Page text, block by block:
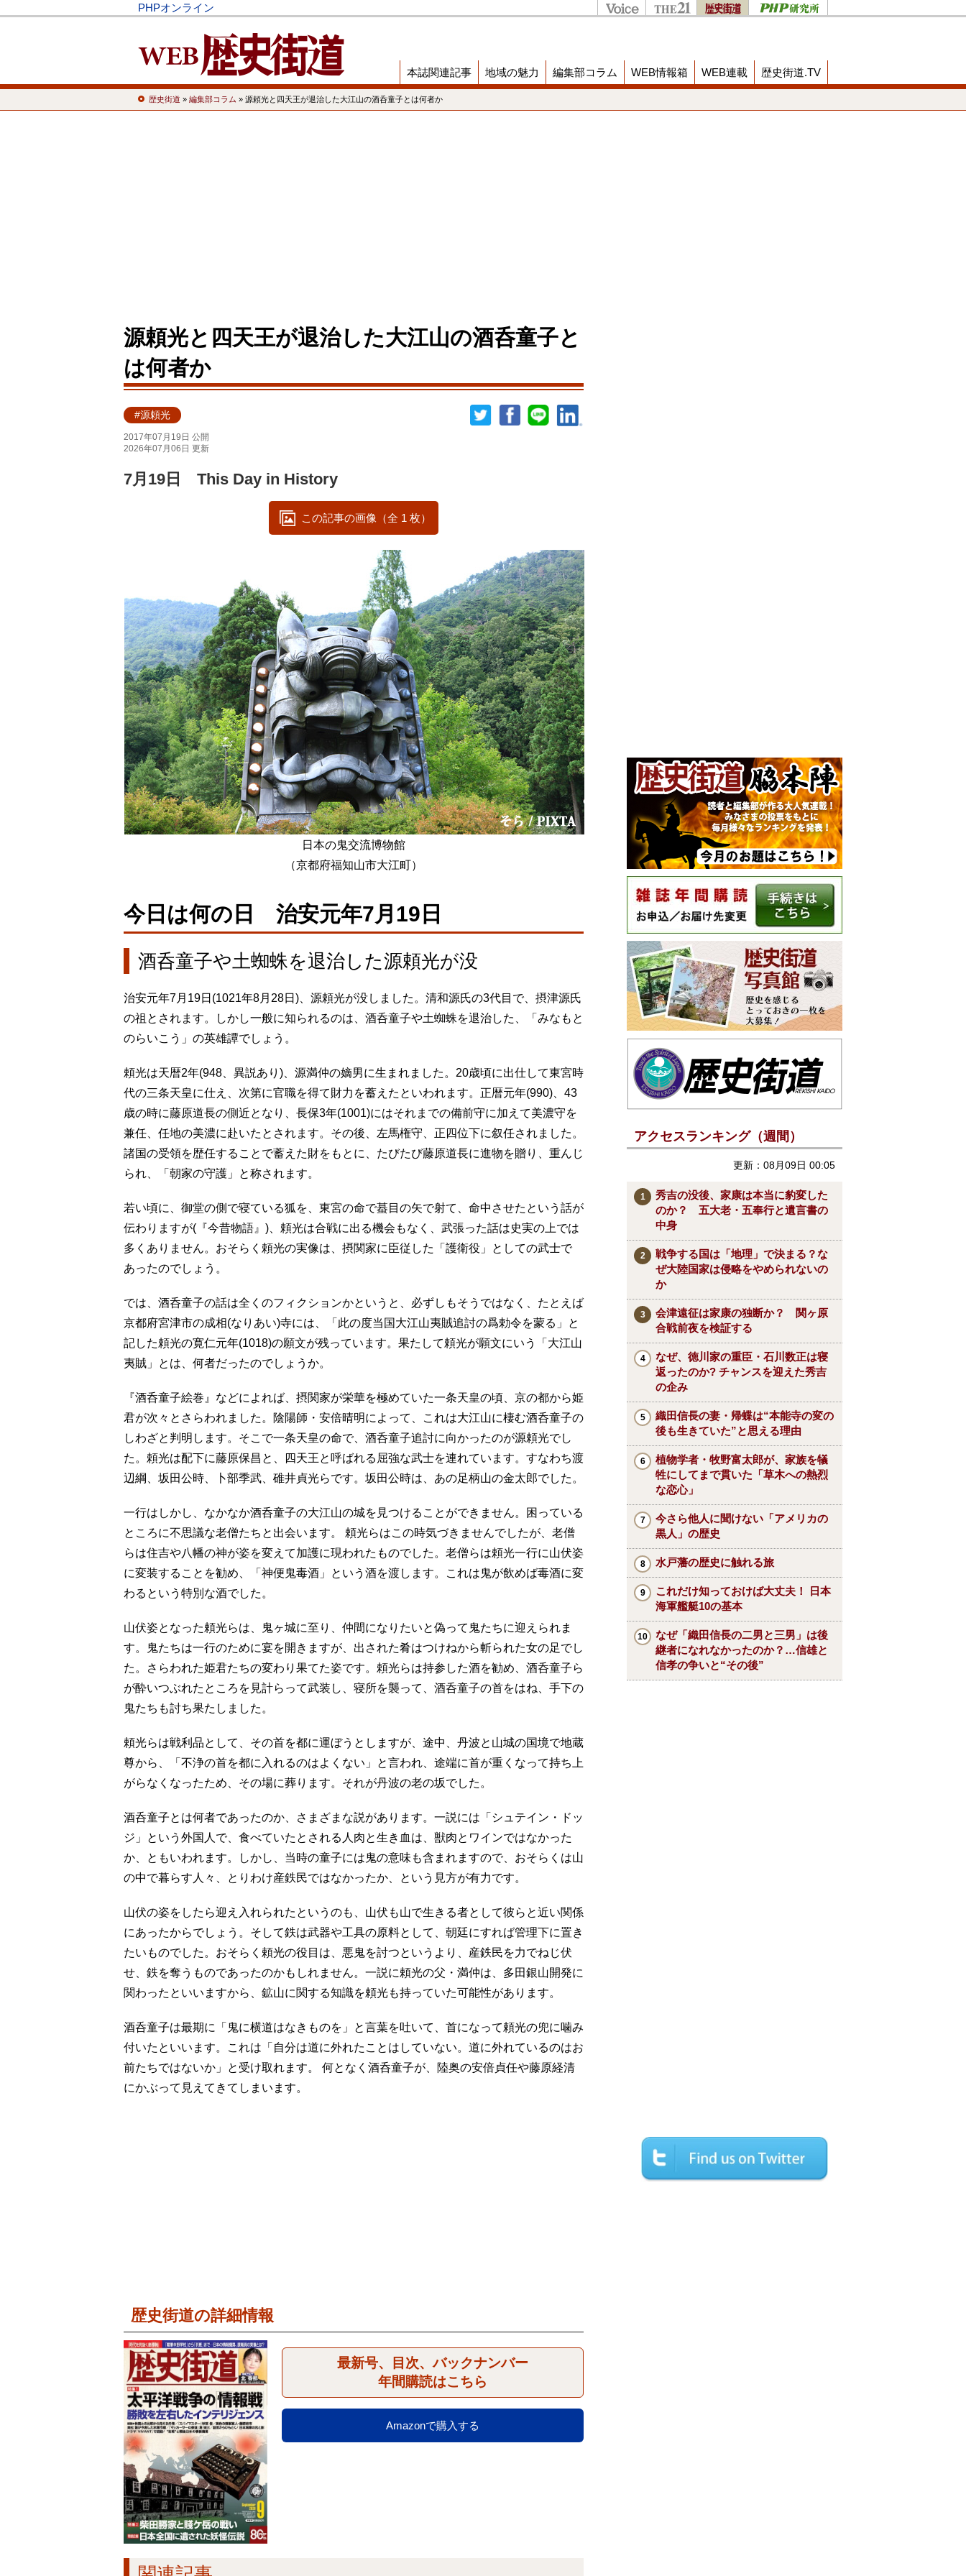
PHPオンライン
本誌関連記事 地域の魅力 編集部コラム WEB情報箱 WEB連載 歴史街道.TV
歴史街道 » 編集部コラム » 源頼光と四天王が退治した大江山の酒呑童子とは何者か
源頼光と四天王が退治した大江山の酒呑童子と
は何者か
#源頼光
2017年07月19日 公開
2026年07月06日 更新
7月19日 This Day in History
この記事の画像（全 1 枚）
日本の鬼交流博物館
（京都府福知山市大江町）
今日は何の日 治安元年7月19日
酒呑童子や土蜘蛛を退治した源頼光が没
治安元年7月19日(1021年8月28日)、源頼光が没しました。清和源氏の3代目で、摂津源氏
の祖とされます。しかし一般に知られるのは、酒呑童子や土蜘蛛を退治した、「みなもと
のらいこう」の英雄譚でしょう。
頼光は天暦2年(948、異説あり)、源満仲の嫡男に生まれました。20歳頃に出仕して東宮時
代の三条天皇に仕え、次第に官職を得て財力を蓄えたといわれます。正暦元年(990)、43
歳の時に藤原道長の側近となり、長保3年(1001)にはそれまでの備前守に加えて美濃守を
兼任、任地の美濃に赴いたとされます。その後、左馬権守、正四位下に叙任されました。
諸国の受領を歴任することで蓄えた財をもとに、たびたび藤原道長に進物を贈り、重んじ
られ、「朝家の守護」と称されます。
若い頃に、御堂の側で寝ている狐を、東宮の命で蟇目の矢で射て、命中させたという話が
伝わりますが(『今昔物語』)、頼光は合戦に出る機会もなく、武張った話は史実の上では
多くありません。おそらく頼光の実像は、摂関家に臣従した「護衛役」としての武士で
あったのでしょう。
では、酒呑童子の話は全くのフィクションかというと、必ずしもそうではなく、たとえば
京都府宮津市の成相(なりあい)寺には、「此の度当国大江山夷賊追討の爲勅令を蒙る」と
記した頼光の寛仁元年(1018)の願文が残っています。果たして頼光が願文にいう「大江山
夷賊」とは、何者だったのでしょうか。
『酒呑童子絵巻』などによれば、摂関家が栄華を極めていた一条天皇の頃、京の都から姫
君が次々とさらわれました。陰陽師・安倍晴明によって、これは大江山に棲む酒呑童子の
しわざと判明します。そこで一条天皇の命で、酒呑童子追討に向かったのが源頼光でし
た。頼光は配下に藤原保昌と、四天王と呼ばれる屈強な武士を連れています。すなわち渡
辺綱、坂田公時、卜部季武、碓井貞光らです。坂田公時は、あの足柄山の金太郎でした。
一行はしかし、なかなか酒呑童子の大江山の城を見つけることができません。困っている
ところに不思議な老僧たちと出会います。 頼光らはこの時気づきませんでしたが、老僧
らは住吉や八幡の神が姿を変えて加護に現われたものでした。老僧らは頼光一行に山伏姿
に変装することを勧め、「神便鬼毒酒」という酒を渡します。これは鬼が飲めば毒酒に変
わるという特別な酒でした。
山伏姿となった頼光らは、鬼ヶ城に至り、仲間になりたいと偽って鬼たちに迎えられま
す。鬼たちは一行のために宴を開きますが、出された肴はつけねから斬られた女の足でし
た。さらわれた姫君たちの変わり果てた姿です。頼光らは持参した酒を勧め、酒呑童子ら
が酔いつぶれたところを見計らって武装し、寝所を襲って、酒呑童子の首をはね、手下の
鬼たちも討ち果たしました。
頼光らは戦利品として、その首を都に運ぼうとしますが、途中、丹波と山城の国境で地蔵
尊から、「不浄の首を都に入れるのはよくない」と言われ、途端に首が重くなって持ち上
がらなくなったため、その場に葬ります。それが丹波の老の坂でした。
酒呑童子とは何者であったのか、さまざまな説があります。一説には「シュテイン・ドッ
ジ」という外国人で、食べていたとされる人肉と生き血は、獣肉とワインではなかった
か、ともいわれます。しかし、当時の童子には鬼の意味も含まれますので、おそらくは山
の中で暮らす人々、とりわけ産鉄民ではなかったか、という見方が有力です。
山伏の姿をしたら迎え入れられたというのも、山伏も山で生きる者として彼らと近い関係
にあったからでしょう。そして鉄は武器や工具の原料として、朝廷にすれば管理下に置き
たいものでした。おそらく頼光の役目は、悪鬼を討つというより、産鉄民を力でねじ伏
せ、鉄を奪うものであったのかもしれません。一説に頼光の父・満仲は、多田銀山開発に
関わったといいますから、鉱山に関する知識を頼光も持っていた可能性があります。
酒呑童子は最期に「鬼に横道はなきものを」と言葉を吐いて、首になって頼光の兜に噛み
付いたといいます。これは「自分は道に外れたことはしていない。道に外れているのはお
前たちではないか」と受け取れます。 何となく酒呑童子が、陸奥の安倍貞任や藤原経清
にかぶって見えてきてしまいます。
歴史街道の詳細情報
最新号、目次、バックナンバー
年間購読はこちら
Amazonで購入する
アクセスランキング（週間）
更新：08月09日 00:05
秀吉の没後、家康は本当に豹変した
のか？ 五大老・五奉行と遺言書の
中身
戦争する国は「地理」で決まる？な
ぜ大陸国家は侵略をやめられないの
か
会津遠征は家康の独断か？ 関ヶ原
合戦前夜を検証する
なぜ、徳川家の重臣・石川数正は寝
返ったのか? チャンスを迎えた秀吉
の企み
織田信長の妻・帰蝶は“本能寺の変の
後も生きていた”と思える理由
植物学者・牧野富太郎が、家族を犠
牲にしてまで貫いた「草木への熱烈
な恋心」
今さら他人に聞けない「アメリカの
黒人」の歴史
水戸藩の歴史に触れる旅
これだけ知っておけば大丈夫！ 日本
海軍艦艇10の基本
なぜ「織田信長の二男と三男」は後
継者になれなかったのか？…信雄と
信孝の争いと“その後”